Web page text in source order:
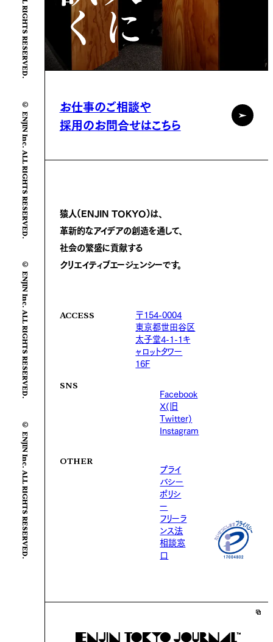
© ENJIN Inc. ALL RIGHTS RESERVED.
© ENJIN Inc. ALL RIGHTS RESERVED.
© ENJIN Inc. ALL RIGHTS RESERVED.
お仕事のご相談や
採用のお問合せはこちら
猿人(ENJIN TOKYO)は、
革新的なアイデアの創造を通して、
社会の繁盛に貢献する
クリエイティブエージェンシーです。
ACCESS
〒154-0004
東京都世田谷区
太子堂4-1-1キ
ャロットタワー
16F
SNS
Facebook
X(旧
Twitter)
Instagram
OTHER
プライ
バシー
ポリシ
ー
フリーラ
ンス法
相談窓
口